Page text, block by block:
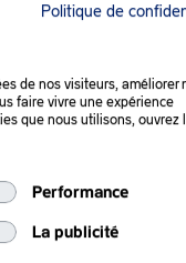
T-
Politique de
de nos visiteurs, améliorer
faire vivre une expérience
que nous utilisons, ouvrez
Performance
La publicité